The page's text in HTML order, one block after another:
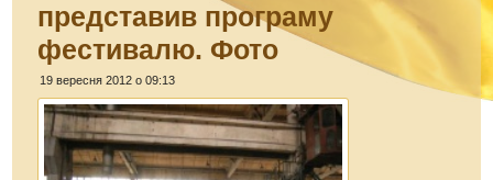
представив програму
фестивалю. Фото
19 вересня 2012 о 09:13